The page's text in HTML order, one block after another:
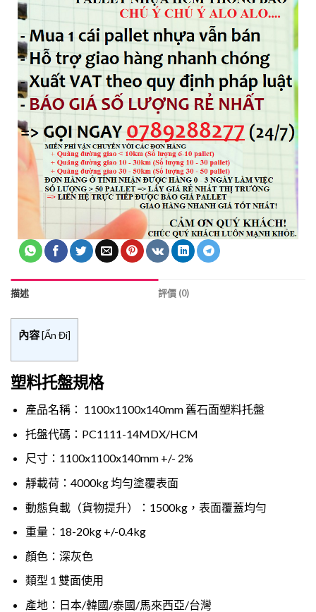
描述 評價 (0)
內容[Ẩn Đi]
塑料托盤規格
產品名稱： 1100x1100x140mm 舊石面塑料托盤
托盤代碼：PC1111-14MDX/HCM
尺寸：1100x1100x140mm +/- 2%
靜載荷：4000kg 均勻塗覆表面
動態負載（貨物提升）：1500kg，表面覆蓋均勻
重量：18-20kg +/-0.4kg
顏色：深灰色
類型 1 雙面使用
產地：日本/韓國/泰國/馬來西亞/台灣